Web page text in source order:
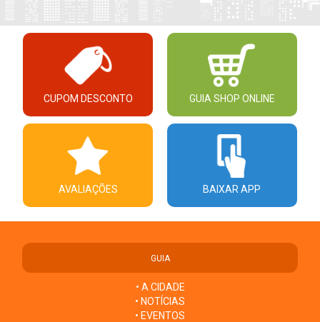
CUPOM DESCONTO GUIA SHOP ONLINE
AVALIAÇÕES BAIXAR APP
GUIA
• A CIDADE
• NOTÍCIAS
• EVENTOS